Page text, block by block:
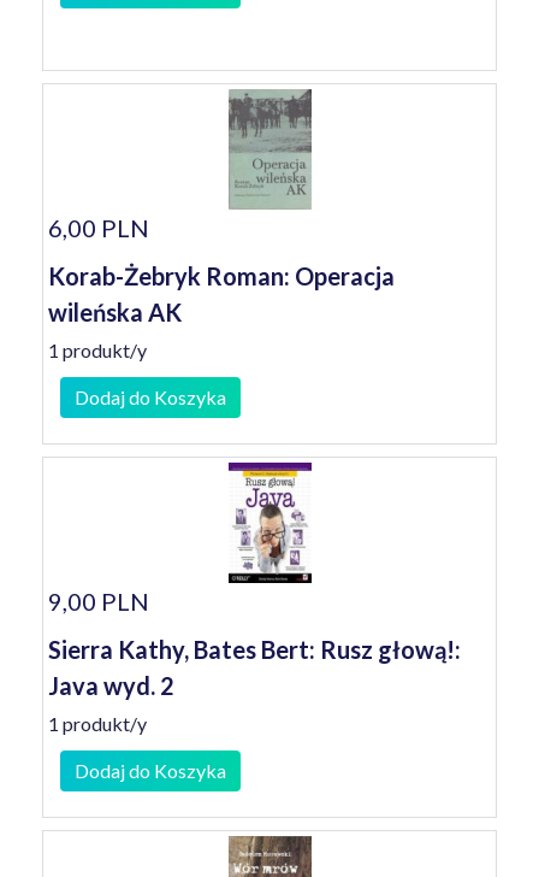
6,00 PLN
Korab-Żebryk Roman: Operacja
wileńska AK
1 produkt/y
Dodaj do Koszyka
9,00 PLN
Sierra Kathy, Bates Bert: Rusz głową!:
Java wyd. 2
1 produkt/y
Dodaj do Koszyka